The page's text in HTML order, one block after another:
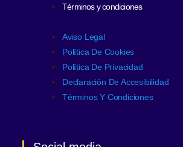
Términos y condiciones
Aviso Legal
Política De Cookies
Política De Privacidad
Declaración De Accesibilidad
Términos Y Condiciones